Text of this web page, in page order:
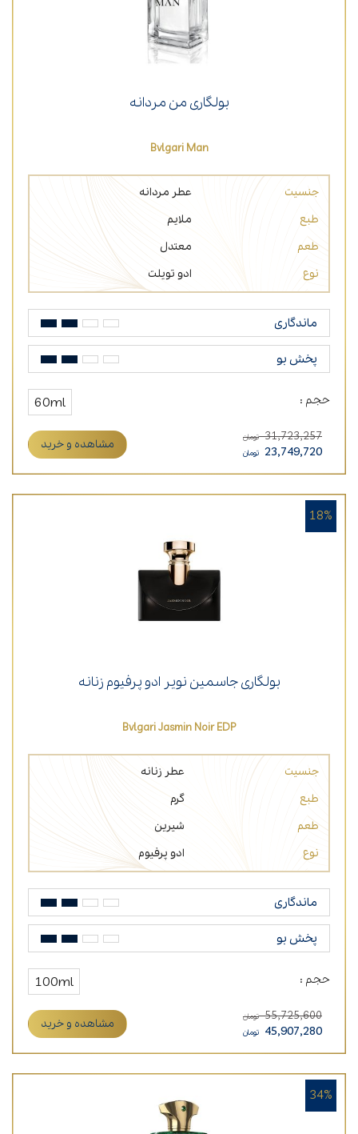
بولگاری من مردانه
Bvlgari Man
جنسیت
عطر مردانه
طبع
ملایم
طعم
معتدل
نوع
ادو تویلت
ماندگاری
پخش بو
حجم : 60ml
31,723,257 تومان
23,749,720 تومان
مشاهده و خرید
بولگاری جاسمین نویر ادو پرفیوم زنانه
Bvlgari Jasmin Noir EDP
جنسیت
عطر زنانه
طبع
گرم
طعم
شیرین
نوع
ادو پرفیوم
ماندگاری
پخش بو
حجم : 100ml
55,725,600 تومان
45,907,280 تومان
مشاهده و خرید
18%
34%